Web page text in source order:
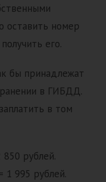
оставить номер
его.
бы принадлежат
в ГИБДД.
в том
рублей.
1 995 рублей.